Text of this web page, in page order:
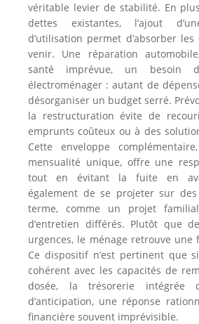
véritable levier de stabilité. En
dettes existantes, l’ajout
d’utilisation permet d’absorber
venir. Une réparation
santé imprévue, un besoin
électroménager : autant de
désorganiser un budget serré.
la restructuration évite de
emprunts coûteux ou à des
Cette enveloppe
mensualité unique, offre une
tout en évitant la fuite en
également de se projeter sur
terme, comme un projet
d’entretien différés. Plutôt que
urgences, le ménage retrouve
Ce dispositif n’est pertinent que
cohérent avec les capacités de
dosée, la trésorerie intégrée
d’anticipation, une réponse
financière souvent imprévisible.